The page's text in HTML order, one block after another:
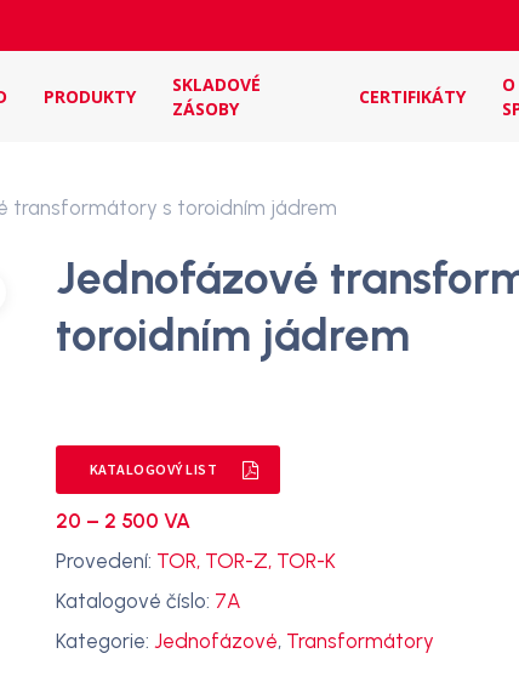
PRODUKTY
SKLADOVÉ
ZÁSOBY
CERTIFIKÁTY
O
transformátory s toroidním jádrem
Jednofázové
toroidním jádrem
KATALOGOVÝ LIST
20 – 2 500 VA
Provedení: TOR, TOR-Z, TOR-K
Katalogové číslo: 7A
Kategorie: Jednofázové, Transformátory